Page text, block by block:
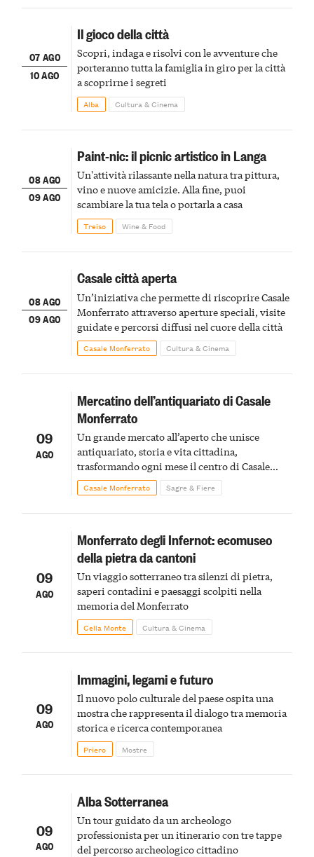
07 AGO
10 AGO
Il gioco della città
Scopri, indaga e risolvi con le avventure che
porteranno tutta la famiglia in giro per la città
a scoprirne i segreti
Alba Cultura & Cinema
08 AGO
09 AGO
Paint-nic: il picnic artistico in Langa
Un'attività rilassante nella natura tra pittura,
vino e nuove amicizie. Alla fine, puoi
scambiare la tua tela o portarla a casa
Treiso Wine & Food
08 AGO
09 AGO
Casale città aperta
Un’iniziativa che permette di riscoprire Casale
Monferrato attraverso aperture speciali, visite
guidate e percorsi diffusi nel cuore della città
Casale Monferrato Cultura & Cinema
09
AGO
Mercatino dell’antiquariato di Casale
Monferrato
Un grande mercato all’aperto che unisce
antiquariato, storia e vita cittadina,
trasformando ogni mese il centro di Casale
Monferrato in un luogo di scoperta e racconto
Casale Monferrato Sagre & Fiere
09
AGO
Monferrato degli Infernot: ecomuseo
della pietra da cantoni
Un viaggio sotterraneo tra silenzi di pietra,
saperi contadini e paesaggi scolpiti nella
memoria del Monferrato
Cella Monte Cultura & Cinema
09
AGO
Immagini, legami e futuro
Il nuovo polo culturale del paese ospita una
mostra che rappresenta il dialogo tra memoria
storica e ricerca contemporanea
Priero Mostre
09
AGO
Alba Sotterranea
Un tour guidato da un archeologo
professionista per un itinerario con tre tappe
del percorso archeologico cittadino